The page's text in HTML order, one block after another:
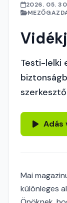
2026. 05.
Testi-lelki
Adás
Mai
különleges